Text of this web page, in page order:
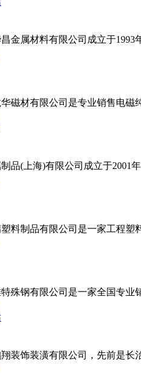
金属材料有限公司成立于
磁材有限公司是专业销售电
制品(上海)有限公司成立于2001
料制品有限公司是一家工程塑
特殊钢有限公司是一家全国专
装饰装潢有限公司，先前是长